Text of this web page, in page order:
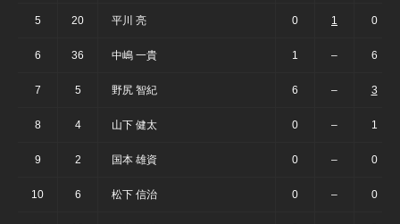
5 20 平川 亮 0 1 0
6 36 中嶋 一貴 1 – 6
7 5 野尻 智紀 6 – 3
8 4 山下 健太 0 – 1
9 2 国本 雄資 0 – 0
10 6 松下 信治 0 – 0